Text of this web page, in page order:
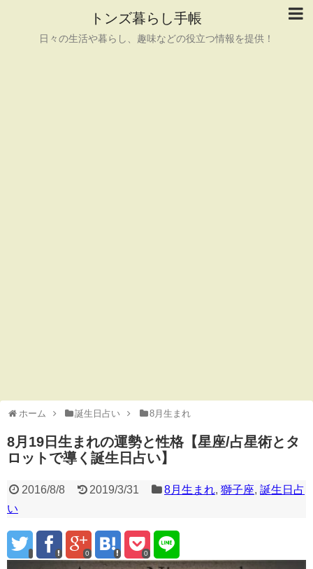
トンズ暮らし手帳
日々の生活や暮らし、趣味などの役立つ情報を提供！
ホーム 誕生日占い 8月生まれ
8月19日生まれの運勢と性格【星座/占星術とタ
ロットで導く誕生日占い】
2016/8/8 2019/3/31 8月生まれ,獅子座,誕生日占
い
0 0